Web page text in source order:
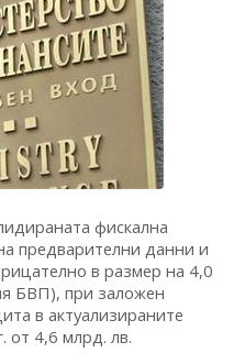
фискална
предварителни данни и
в размер на 4,0
БВП), при заложен
в актуализираните
от 4,6 млрд. лв.